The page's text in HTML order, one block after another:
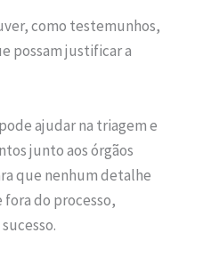
como testemunhos,
possam justificar a
pode ajudar na triagem e
junto aos órgãos
que nenhum detalhe
do processo,